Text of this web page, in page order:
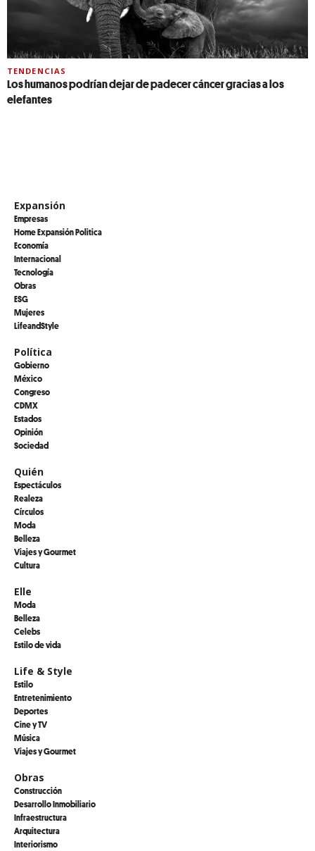
TENDENCIAS
Los humanos podrían dejar de padecer cáncer gracias a los
elefantes
Expansión
Empresas
Home Expansión Politica
Economía
Internacional
Tecnología
Obras
ESG
Mujeres
LifeandStyle
Política
Gobierno
México
Congreso
CDMX
Estados
Opinión
Sociedad
Quién
Espectáculos
Realeza
Círculos
Moda
Belleza
Viajes y Gourmet
Cultura
Elle
Moda
Belleza
Celebs
Estilo de vida
Life & Style
Estilo
Entretenimiento
Deportes
Cine y TV
Música
Viajes y Gourmet
Obras
Construcción
Desarrollo Inmobiliario
Infraestructura
Arquitectura
Interiorismo